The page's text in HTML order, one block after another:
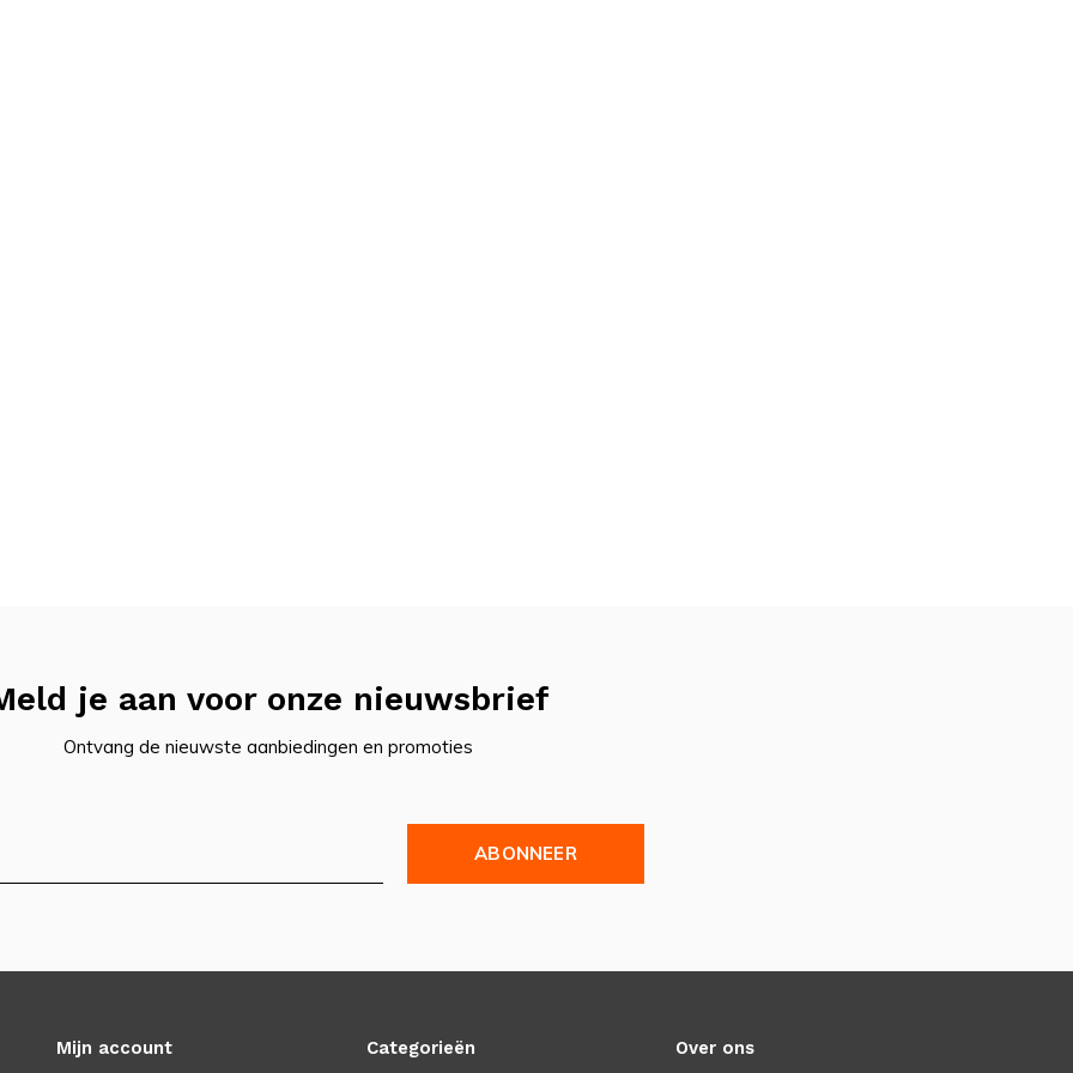
voorzien van een membraan; bij een
wie van het echte buitenleven houdt.
je actief bezig bent, maar warmte
polyester is de stof bovendien veel
essentieel is wanneer je door dichte
je aan voor onze nieuwsbrief
Ontvang de nieuwste aanbiedingen en promoties
ABONNEER
Mijn account Categorieën Over ons